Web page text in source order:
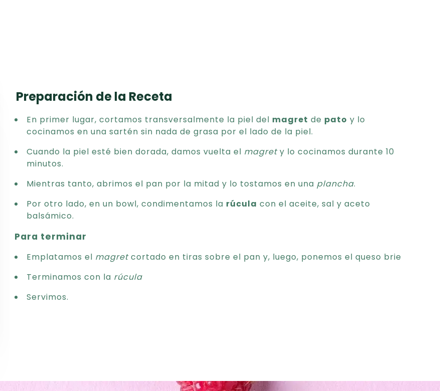
Preparación de la Receta
En primer lugar, cortamos transversalmente la piel del magret de pato y lo
cocinamos en una sartén sin nada de grasa por el lado de la piel.
Cuando la piel esté bien dorada, damos vuelta el magrety lo cocinamos durante 10
minutos.
Mientras tanto, abrimos el pan por la mitad y lo tostamos en una plancha.
Por otro lado, en un bowl, condimentamos la rúcula con el aceite, sal y aceto
balsámico.
Para terminar
Emplatamos el magretcortado en tiras sobre el pan y, luego, ponemos el queso brie
Terminamos con la rúcula
Servimos.